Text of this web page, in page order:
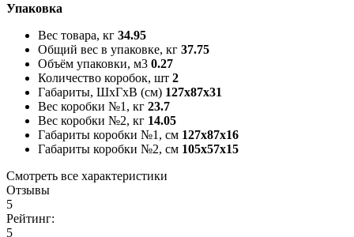
Упаковка
Вес товара, кг 34.95
Общий вес в упаковке, кг 37.75
Объём упаковки, м3 0.27
Количество коробок, шт 2
Габариты, ШxГxВ (см) 127x87x31
Вес коробки №1, кг 23.7
Вес коробки №2, кг 14.05
Габариты коробки №1, см 127x87x16
Габариты коробки №2, см 105x57x15
Смотреть все характеристики
Отзывы
5
Рейтинг:
5